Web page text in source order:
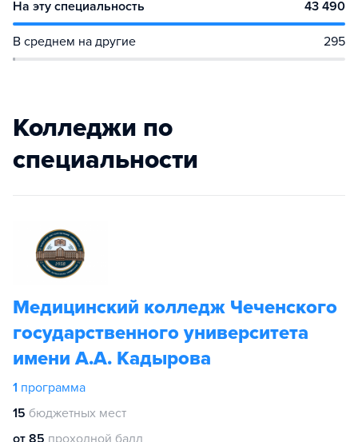
На эту специальность 43 490
В среднем на другие 295
Колледжи по
специальности
Медицинский колледж Чеченского
государственного университета
имени А.А. Кадырова
1 программа
15 бюджетных мест
от 85 проходной балл